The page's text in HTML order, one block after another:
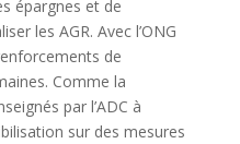
épargnes et de
les AGR. Avec l’ONG
de
Comme la
par l’ADC à
sur des mesures